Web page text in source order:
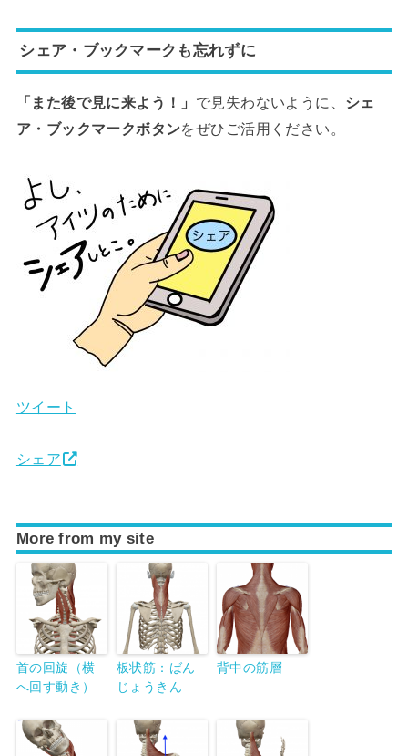
シェア・ブックマークも忘れずに
「また後で見に来よう！」 で見失わないように、 シェ
ア・ブックマークボタンをぜひご活用ください。
ツイート
シェア
More from my site
首の回旋（横
へ回す動き）
板状筋：ばん
じょうきん
背中の筋層